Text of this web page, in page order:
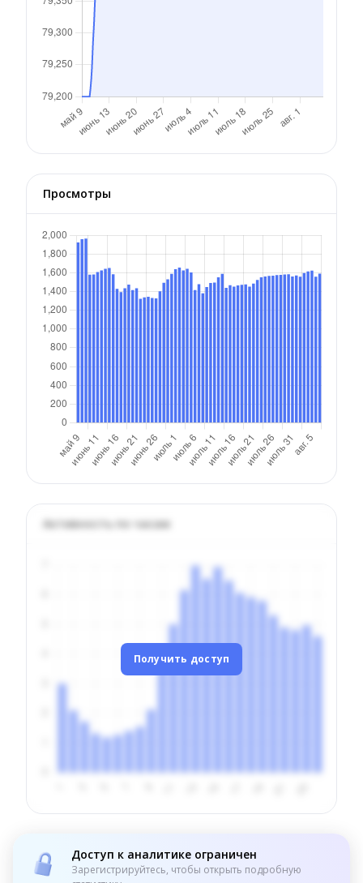
Просмотры
Активность по часам
Получить доступ
Доступ к аналитике ограничен
Зарегистрируйтесь, чтобы открыть подробную